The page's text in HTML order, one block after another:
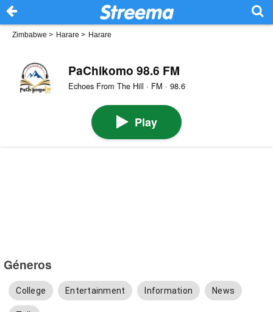
Zimbabwe > Harare > Harare
PaChikomo 98.6 FM
Echoes From The Hill · FM · 98.6
Play
Géneros
College Entertainment Information News